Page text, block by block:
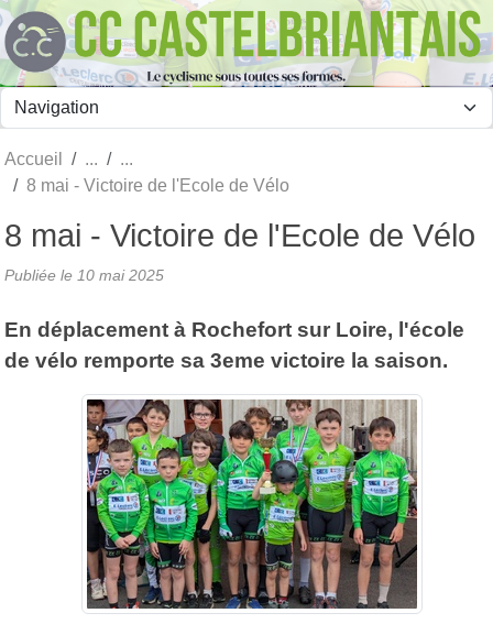
Accueil
8 mai - Victoire de l'Ecole de Vélo
8 mai - Victoire de l'Ecole de Vélo
Publiée le 10 mai 2025
En déplacement à Rochefort sur Loire, l'école
de vélo remporte sa 3eme victoire la saison.
Panneau de gestion des cookies